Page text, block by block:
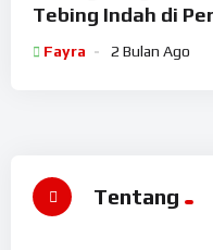
Tebing Indah di
China
Fayra 2 Bulan Ago
Tentang